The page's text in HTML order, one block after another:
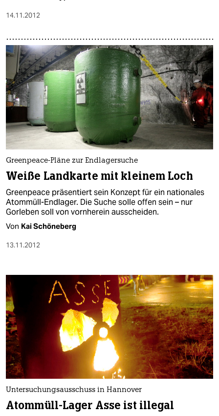
14.11.2012
Greenpeace-Pläne zur Endlagersuche
Weiße Landkarte mit kleinem Loch
Greenpeace präsentiert sein Konzept für ein nationales
Atommüll-Endlager. Die Suche solle offen sein – nur
Gorleben soll von vornherein ausscheiden.
Von Kai Schöneberg
13.11.2012
Untersuchungsausschuss in Hannover
Atommüll-Lager Asse ist illegal